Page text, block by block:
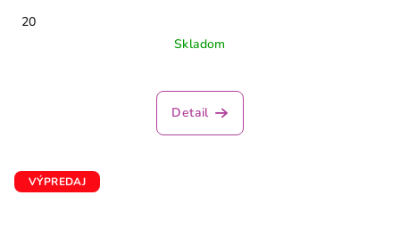
20
Skladom
hodnotenie
produktu
Detail
VÝPREDAJ